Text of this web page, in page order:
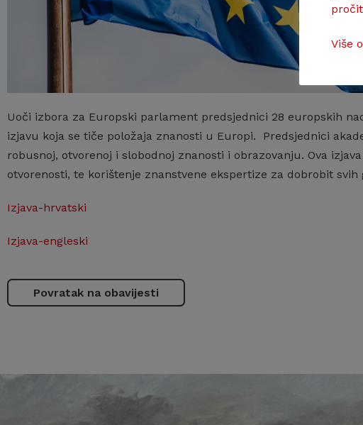
Uoči izbora za Europski parlament predsjednici 28 europskih
izjavu koja se tiče položaja znanosti u Europi. Predsjednici
robusnoj, otvorenoj i slobodnoj znanosti i obrazovanju. Ova
otvorenosti, te korištenje znanstvene ekspertize za dobrobit svih
Izjava-hrvatski
Izjava-engleski
Povratak na obavijesti
Više